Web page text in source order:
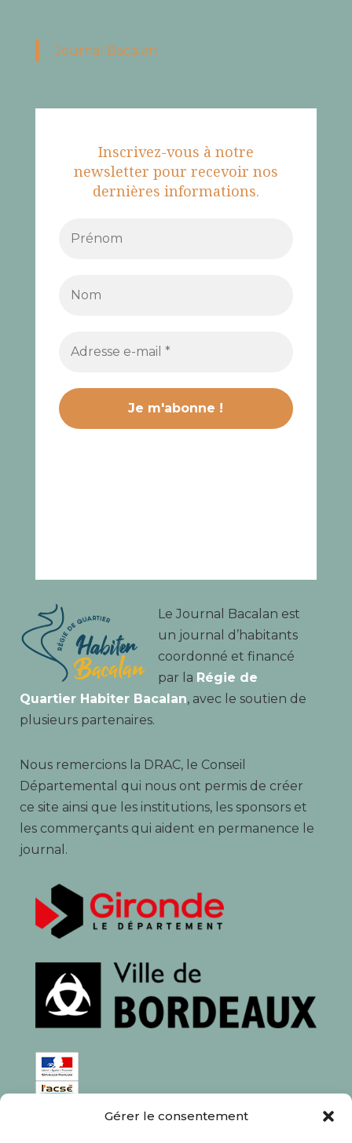
Gérer le consentement
Journal Bacalan
Inscrivez-vous à notre
newsletter pour recevoir nos
dernières informations.
Le Journal Bacalan est
un journal d’habitants
coordonné et financé
par la Régie de
Quartier Habiter Bacalan, avec le soutien de
plusieurs partenaires.
Nous remercions la DRAC, le Conseil
Départemental qui nous ont permis de créer
ce site ainsi que les institutions, les sponsors et
les commerçants qui aident en permanence le
journal.